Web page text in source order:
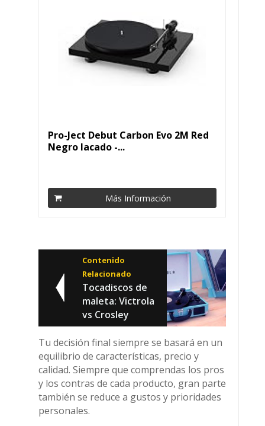
Pro-Ject Debut Carbon Evo 2M Red
Negro lacado -...
Más Información
Contenido
Relacionado
Tocadiscos de
maleta: Victrola
vs Crosley
Tu decisión final siempre se basará en un
equilibrio de características, precio y
calidad. Siempre que comprendas los pros
y los contras de cada producto, gran parte
también se reduce a gustos y prioridades
personales.